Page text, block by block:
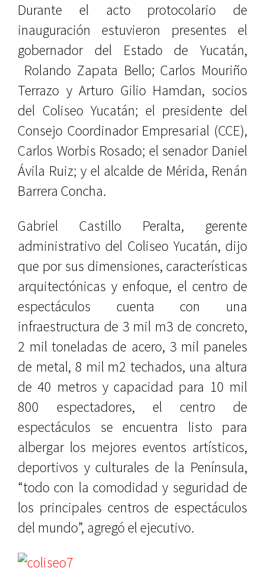
Durante el acto protocolario de
inauguración estuvieron presentes el
gobernador del Estado de Yucatán,
Rolando Zapata Bello; Carlos Mouriño
Terrazo y Arturo Gilio Hamdan, socios
del Coliseo Yucatán; el presidente del
Consejo Coordinador Empresarial (CCE),
Carlos Worbis Rosado; el senador Daniel
Ávila Ruiz; y el alcalde de Mérida, Renán
Barrera Concha.
Gabriel Castillo Peralta, gerente
administrativo del Coliseo Yucatán, dijo
que por sus dimensiones, características
arquitectónicas y enfoque, el centro de
espectáculos cuenta con una
infraestructura de 3 mil m3 de concreto,
2 mil toneladas de acero, 3 mil paneles
de metal, 8 mil m2 techados, una altura
de 40 metros y capacidad para 10 mil
800 espectadores, el centro de
espectáculos se encuentra listo para
albergar los mejores eventos artísticos,
deportivos y culturales de la Península,
“todo con la comodidad y seguridad de
los principales centros de espectáculos
del mundo”, agregó el ejecutivo.